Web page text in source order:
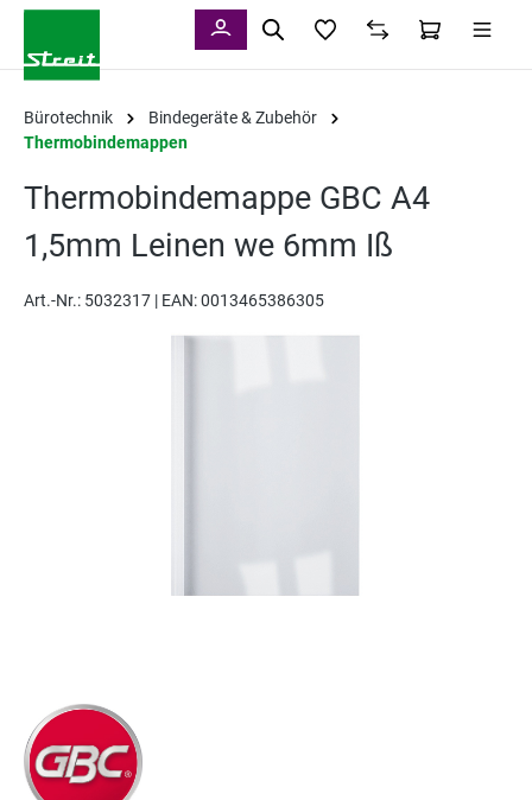
Bürotechnik
Bindegeräte & Zubehör
Thermobindemappen
Thermobindemappe GBC A4
1,5mm Leinen we 6mm Iß
Art.-Nr.: 5032317 | EAN: 0013465386305
Bildergalerie überspringen